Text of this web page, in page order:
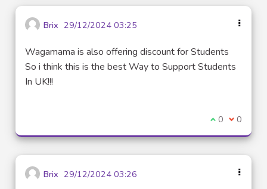
Brix 29/12/2024 03:25
Wagamama is also offering discount for Students
So i think this is the best Way to Support Students
In UK!!!
Je suis
0 Je ne
0
Brix 29/12/2024 03:26